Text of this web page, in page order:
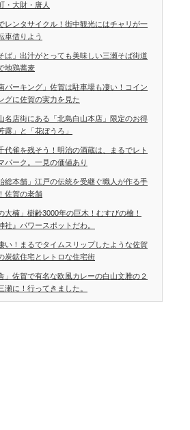
・大財・唐人
レンタサイクル！街中観光にはチャリが一
車借りよう
ば」出汁がとっても美味しい三瀬そば街道
地鶏蕎麦
パーキング」佐賀は駐車場も凄い！コイン
グに佐賀の実力を見た
名店街にある「北島白山本店」限定のお得
露」と「花ぼうろ」
代雀を残そう！明治の酒蔵は、まるでレト
パーク。一見の価値あり
総本舗」江戸の伝統を受継ぐ職人が作る手
佐賀の老舗
大楠」樹齢3000年の巨木！むすびの檜！
社』パワースポットだわ。
い！まるでタイムスリップしたような佐賀
炭鉱住宅とレトロな住宅街
」佐賀で有名な欧風カレーの白山文雅の２
瀬に！行ってきました。